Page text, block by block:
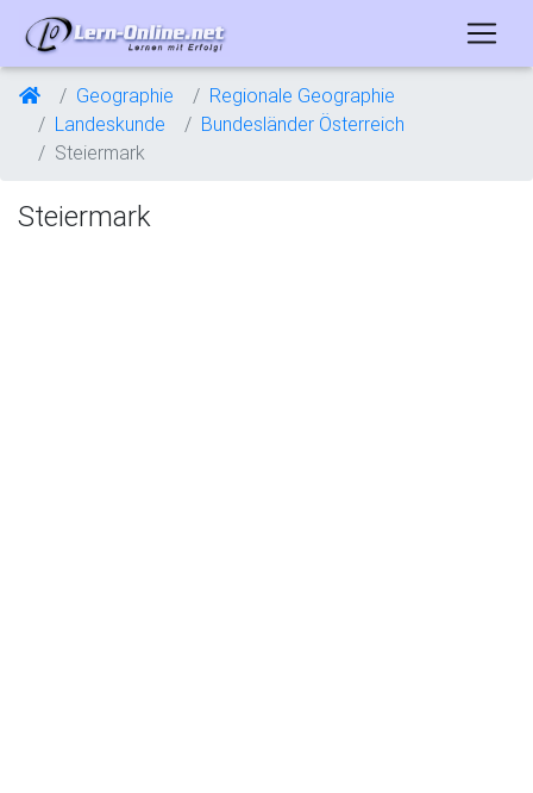
Geographie
Regionale Geographie
Landeskunde
Bundesländer Österreich
Steiermark
Steiermark